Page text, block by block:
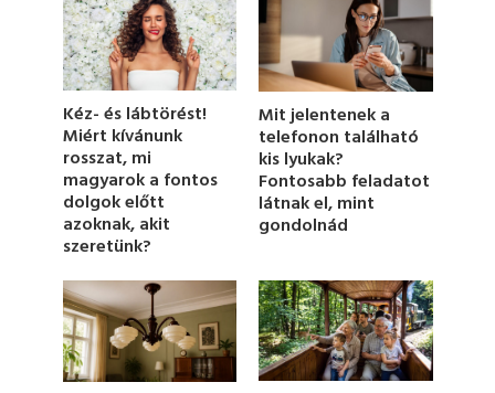
n
d
s
o
f
m
i
n
u
t
e
,
1
s
e
c
o
n
d
s
Kéz- és lábtörést!
Miért kívánunk
rosszat, mi
magyarok a fontos
dolgok előtt
azoknak, akit
szeretünk?
Mit jelentenek a
telefonon található
kis lyukak?
Fontosabb feladatot
látnak el, mint
gondolnád